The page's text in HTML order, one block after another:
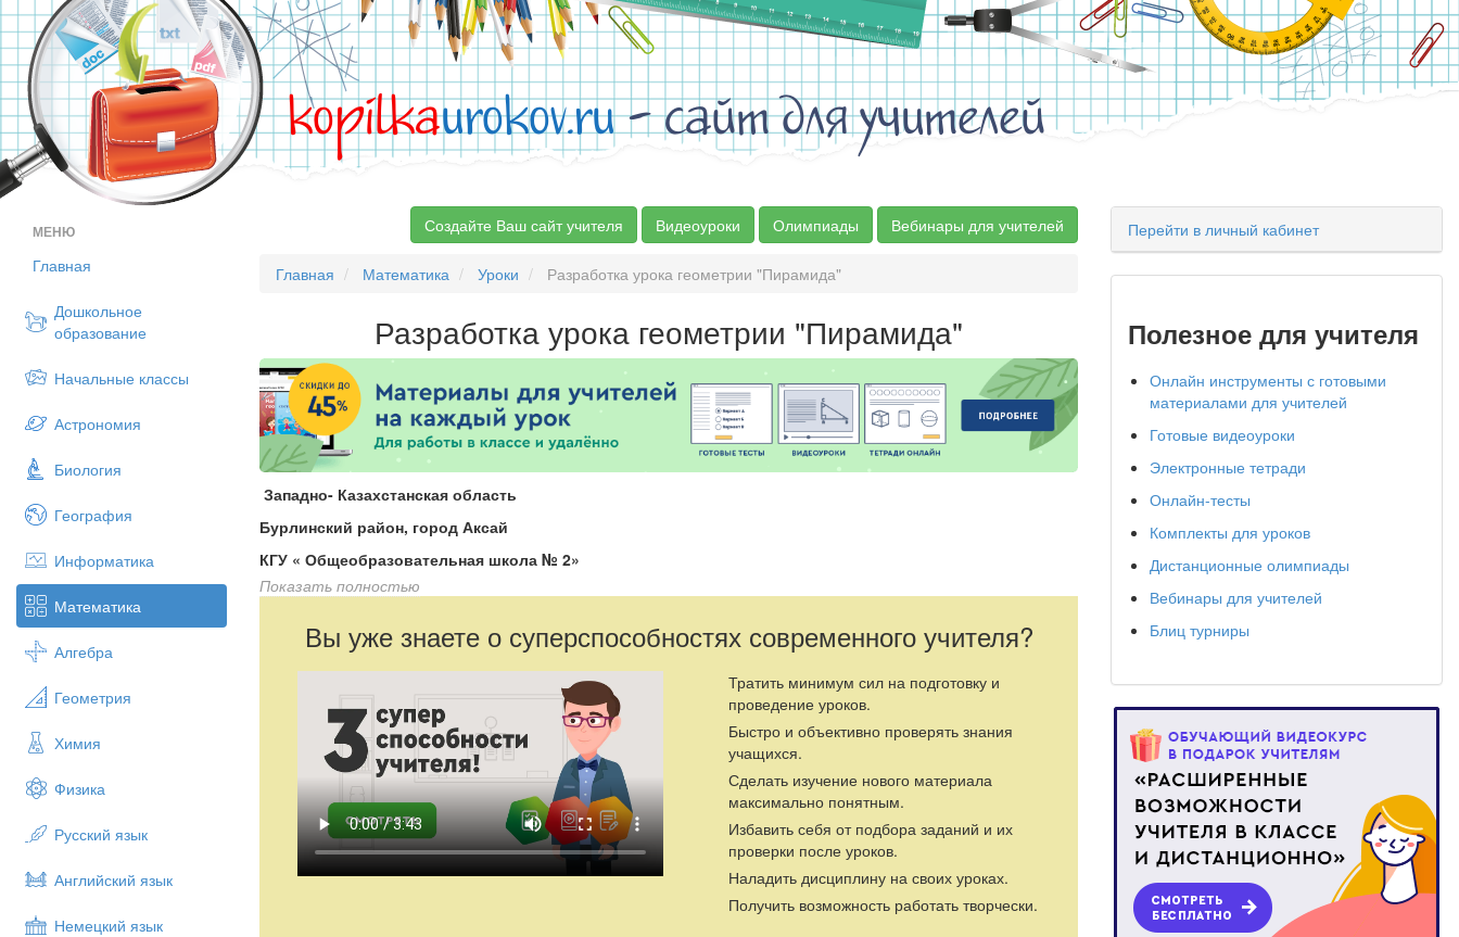
kopilkaurokov.ru- сайт для учителей
МЕНЮ
Главная
Дошкольное
образование
Начальные классы
Астрономия
Биология
География
Информатика
Математика
Алгебра
Геометрия
Химия
Физика
Русский язык
Английский язык
Немецкий язык
Создайте Ваш сайт учителя Видеоуроки Олимпиады Вебинары для учителей
Главная Математика Уроки Разработка урока геометрии "Пирамида"
Разработка урока геометрии "Пирамида"
Западно- Казахстанская область
Бурлинский район, город Аксай
КГУ « Общеобразовательная школа № 2»
Учитель математики 2 категории
Муханова Айгуль Уметгали
Урок геометрии в 11 классе.
- Формировать навыки решения задач на вычисление элементов пирамиды, площадей полной и
боковой поверхностей пирамиды.
-Научиться анализировать, выделять главное, обобщать и систематизировать, применять
полученные знания на практике. Развивать пространственное мышление, функциональную грамотность
учащихся.
-Воспитывать у учащихся продуктивное мышление, осознанное отношение к учебному материалу.
Тип урока:урок закрепления
объяснительно-иллюстративный, исследовательский
Показать полностью
Вы уже знаете о суперспособностях современного учителя?
Тратить минимум сил на подготовку и
проведение уроков.
Быстро и объективно проверять знания
учащихся.
Сделать изучение нового материала
максимально понятным.
Избавить себя от подбора заданий и их
проверки после уроков.
Наладить дисциплину на своих уроках.
Получить возможность работать творчески.
Перейти в личный кабинет
Полезное для учителя
Онлайн инструменты с готовыми
материалами для учителей
Готовые видеоуроки
Электронные тетради
Онлайн-тесты
Комплекты для уроков
Дистанционные олимпиады
Вебинары для учителей
Блиц турниры